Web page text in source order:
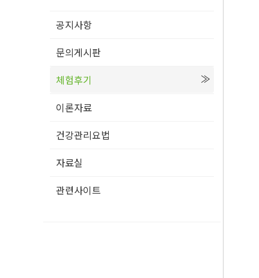
공지사항
문의게시판
체험후기
이론자료
건강관리요법
자료실
관련사이트